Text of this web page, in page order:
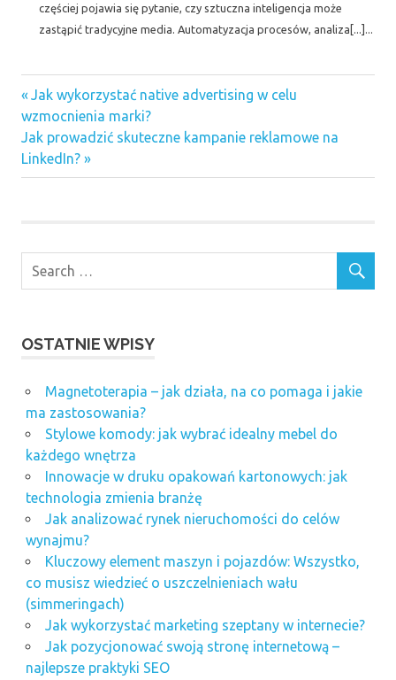
częściej pojawia się pytanie, czy sztuczna inteligencja może
zastąpić tradycyjne media. Automatyzacja procesów, analiza[...]...
Nawigacja
wpisu
Previous
Post:
Jak wykorzystać native advertising w celu
wzmocnienia marki?
Next
Post:
Jak prowadzić skuteczne kampanie reklamowe na
LinkedIn?
OSTATNIE WPISY
Magnetoterapia – jak działa, na co pomaga i jakie
ma zastosowania?
Stylowe komody: jak wybrać idealny mebel do
każdego wnętrza
Innowacje w druku opakowań kartonowych: jak
technologia zmienia branżę
Jak analizować rynek nieruchomości do celów
wynajmu?
Kluczowy element maszyn i pojazdów: Wszystko,
co musisz wiedzieć o uszczelnieniach wału
(simmeringach)
Jak wykorzystać marketing szeptany w internecie?
Jak pozycjonować swoją stronę internetową –
najlepsze praktyki SEO